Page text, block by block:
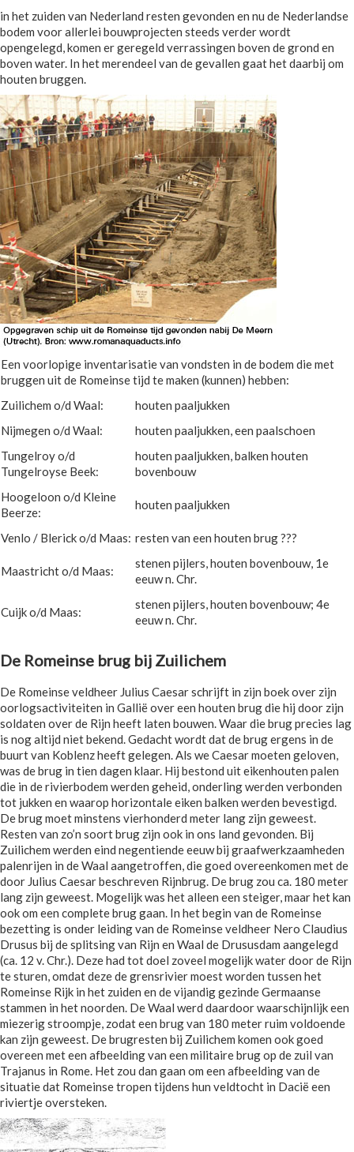
in het zuiden van Nederland resten gevonden en nu de Nederlandse
bodem voor allerlei bouwprojecten steeds verder wordt
opengelegd, komen er geregeld verrassingen boven de grond en
boven water. In het merendeel van de gevallen gaat het daarbij om
houten bruggen.
Een voorlopige inventarisatie van vondsten in de bodem die met
bruggen uit de Romeinse tijd te maken (kunnen) hebben:
Zuilichem o/d Waal:
houten paaljukken
Nijmegen o/d Waal:
houten paaljukken, een paalschoen
Tungelroy o/d
Tungelroyse Beek:
houten paaljukken, balken houten
bovenbouw
Hoogeloon o/d Kleine
Beerze:
houten paaljukken
Venlo / Blerick o/d Maas: resten van een houten brug ???
Maastricht o/d Maas:
stenen pijlers, houten bovenbouw, 1e
eeuw n. Chr.
Cuijk o/d Maas:
stenen pijlers, houten bovenbouw; 4e
eeuw n. Chr.
De Romeinse brug bij Zuilichem
De Romeinse veldheer Julius Caesar schrijft in zijn boek over zijn
oorlogsactiviteiten in Gallië over een houten brug die hij door zijn
soldaten over de Rijn heeft laten bouwen. Waar die brug precies lag
is nog altijd niet bekend. Gedacht wordt dat de brug ergens in de
buurt van Koblenz heeft gelegen. Als we Caesar moeten geloven,
was de brug in tien dagen klaar. Hij bestond uit eikenhouten palen
die in de rivierbodem werden geheid, onderling werden verbonden
tot jukken en waarop horizontale eiken balken werden bevestigd.
De brug moet minstens vierhonderd meter lang zijn geweest.
Resten van zo’n soort brug zijn ook in ons land gevonden. Bij
Zuilichem werden eind negentiende eeuw bij graafwerkzaamheden
palenrijen in de Waal aangetroffen, die goed overeenkomen met de
door Julius Caesar beschreven Rijnbrug. De brug zou ca. 180 meter
lang zijn geweest. Mogelijk was het alleen een steiger, maar het kan
ook om een complete brug gaan. In het begin van de Romeinse
bezetting is onder leiding van de Romeinse veldheer Nero Claudius
Drusus bij de splitsing van Rijn en Waal de Drususdam aangelegd
(ca. 12 v. Chr.). Deze had tot doel zoveel mogelijk water door de Rijn
te sturen, omdat deze de grensrivier moest worden tussen het
Romeinse Rijk in het zuiden en de vijandig gezinde Germaanse
stammen in het noorden. De Waal werd daardoor waarschijnlijk een
miezerig stroompje, zodat een brug van 180 meter ruim voldoende
kan zijn geweest. De brugresten bij Zuilichem komen ook goed
overeen met een afbeelding van een militaire brug op de zuil van
Trajanus in Rome. Het zou dan gaan om een afbeelding van de
situatie dat Romeinse tropen tijdens hun veldtocht in Dacië een
riviertje oversteken.